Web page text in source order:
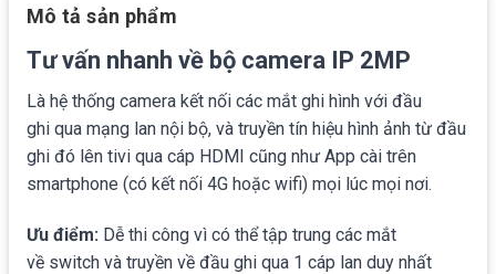
Mô tả sản phẩm
Tư vấn nhanh về bộ camera IP 2MP
Là hệ thống camera kết nối các mắt ghi hình với đầu
ghi qua mạng lan nội bộ, và truyền tín hiệu hình ảnh từ đầu
ghi đó lên tivi qua cáp HDMI cũng như App cài trên
smartphone (có kết nối 4G hoặc wifi) mọi lúc mọi nơi.
Ưu điểm: Dễ thi công vì có thể tập trung các mắt
về switch và truyền về đầu ghi qua 1 cáp lan duy nhất